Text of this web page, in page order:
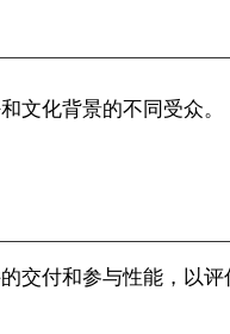
文化背景的不同受众。
交付和参与性能，以